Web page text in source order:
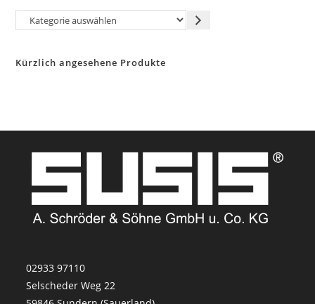
Kategorie
Kürzlich angesehene Produkte
02933 97110
Selscheder Weg 22